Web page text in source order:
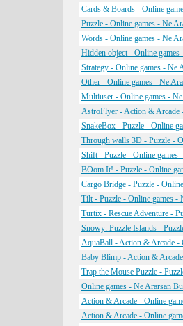
Cards & Boards - Online
Puzzle - Online games - Ne
Words - Online games - Ne
Hidden object - Online
Strategy - Online games - Ne
Other - Online games - Ne
Multiuser - Online games -
AstroFlyer - Action & Arcade
SnakeBox - Puzzle - Online
Through walls 3D - Puzzle -
Shift - Puzzle - Online games
BOom It! - Puzzle - Online
Cargo Bridge - Puzzle -
Tilt - Puzzle - Online games -
Turtix - Rescue Adventure -
Snowy: Puzzle Islands -
AquaBall - Action & Arcade -
Baby Blimp - Action &
Trap the Mouse Puzzle -
Online games - Ne Ararsan
Action & Arcade - Online
Action & Arcade - Online